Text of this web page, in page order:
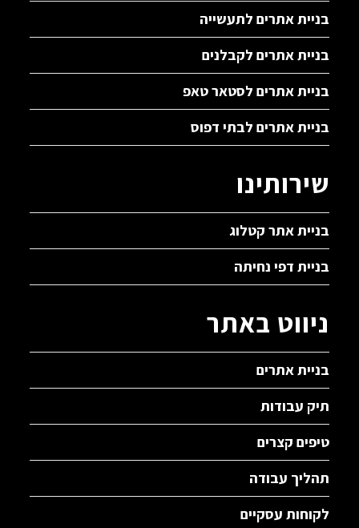
בניית אתרים לתעשייה
בניית אתרים לקבלנים
בניית אתרים לסטאר טאפ
בניית אתרים לבתי דפוס
שירותינו
בניית אתר קטלוג
בניית דפי נחיתה
ניווט באתר
בניית אתרים
תיק עבודות
טיפים קצרים
תהליך עבודה
לקוחות עסקיים